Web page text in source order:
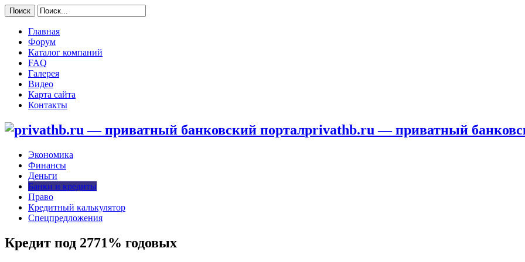
Главная
Форум
Каталог компаний
FAQ
Галерея
Видео
Карта сайта
Контакты
privathb.ru — приватный
Экономика
Финансы
Деньги
Банки и кредиты
Право
Кредитный калькулятор
Спецпредложения
Кредит под 2771% годовых